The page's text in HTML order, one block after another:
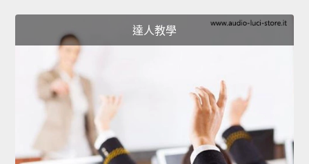
達人教學